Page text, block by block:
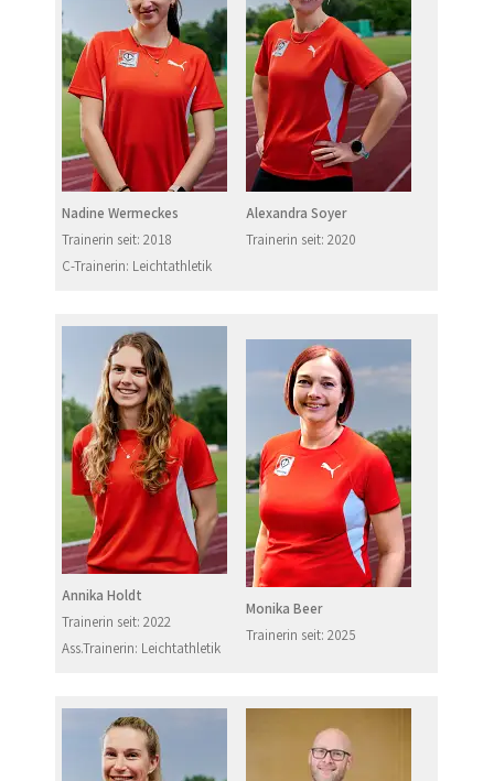
Nadine Wermeckes
Trainerin seit: 2018
C-Trainerin: Leichtathletik
Alexandra Soyer
Trainerin seit: 2020
Annika Holdt
Trainerin seit: 2022
Ass.Trainerin: Leichtathletik
Monika Beer
Trainerin seit: 2025